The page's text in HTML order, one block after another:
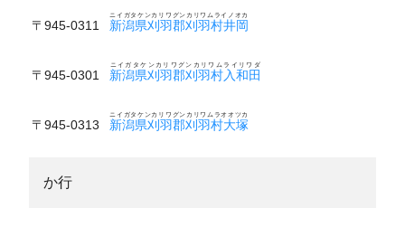
〒945-0311 新潟県刈羽郡刈羽村井岡
ニイガタケンカリワグンカリワムライノオカ
〒945-0301 新潟県刈羽郡刈羽村入和田
ニイガタケンカリワグンカリワムライリワダ
〒945-0313 新潟県刈羽郡刈羽村大塚
ニイガタケンカリワグンカリワムラオオツカ
か行